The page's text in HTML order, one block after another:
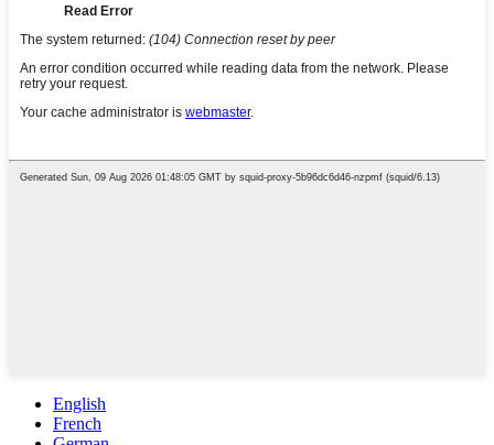
English
French